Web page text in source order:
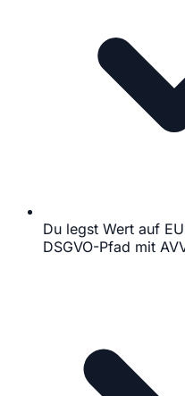
Du legst Wert auf
DSGVO-Pfad mit